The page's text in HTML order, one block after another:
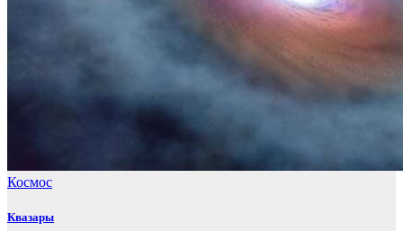
Космос
Квазары